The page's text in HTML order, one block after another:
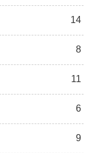
14
8
11
6
9